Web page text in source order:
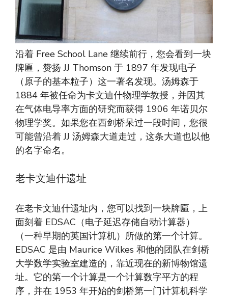
沿着 Free School Lane 继续前行，您会看到一块
牌匾，赞扬 JJ Thomson 于 1897 年发现电子
（原子的基本粒子）这一著名发现。汤姆森于
1884 年被任命为卡文迪什物理学教授，并因其
在气体电导率方面的研究而获得 1906 年诺贝尔
物理学奖。如果您在西剑桥呆过一段时间，您很
可能曾沿着 JJ 汤姆森大道走过，这条大道也以他
的名字命名。
老卡文迪什遗址
在老卡文迪什遗址内，您可以找到一块牌匾，上
面刻着 EDSAC（电子延迟存储自动计算器）
（一种早期的英国计算机）所做的第一个计算。
EDSAC 是由 Maurice Wilkes 和他的团队在剑桥
大学数学实验室建造的，靠近现在的新博物馆遗
址。它的第一个计算是一个计算数字平方的程
序，并在 1953 年开始的剑桥第一门计算机科学